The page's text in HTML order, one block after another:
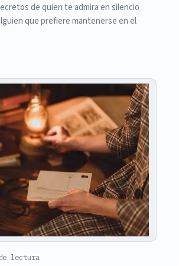
de quien te admira en silencio
que prefiere mantenerse en el
lectura